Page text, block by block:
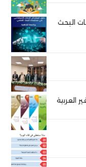
البحث
العربية